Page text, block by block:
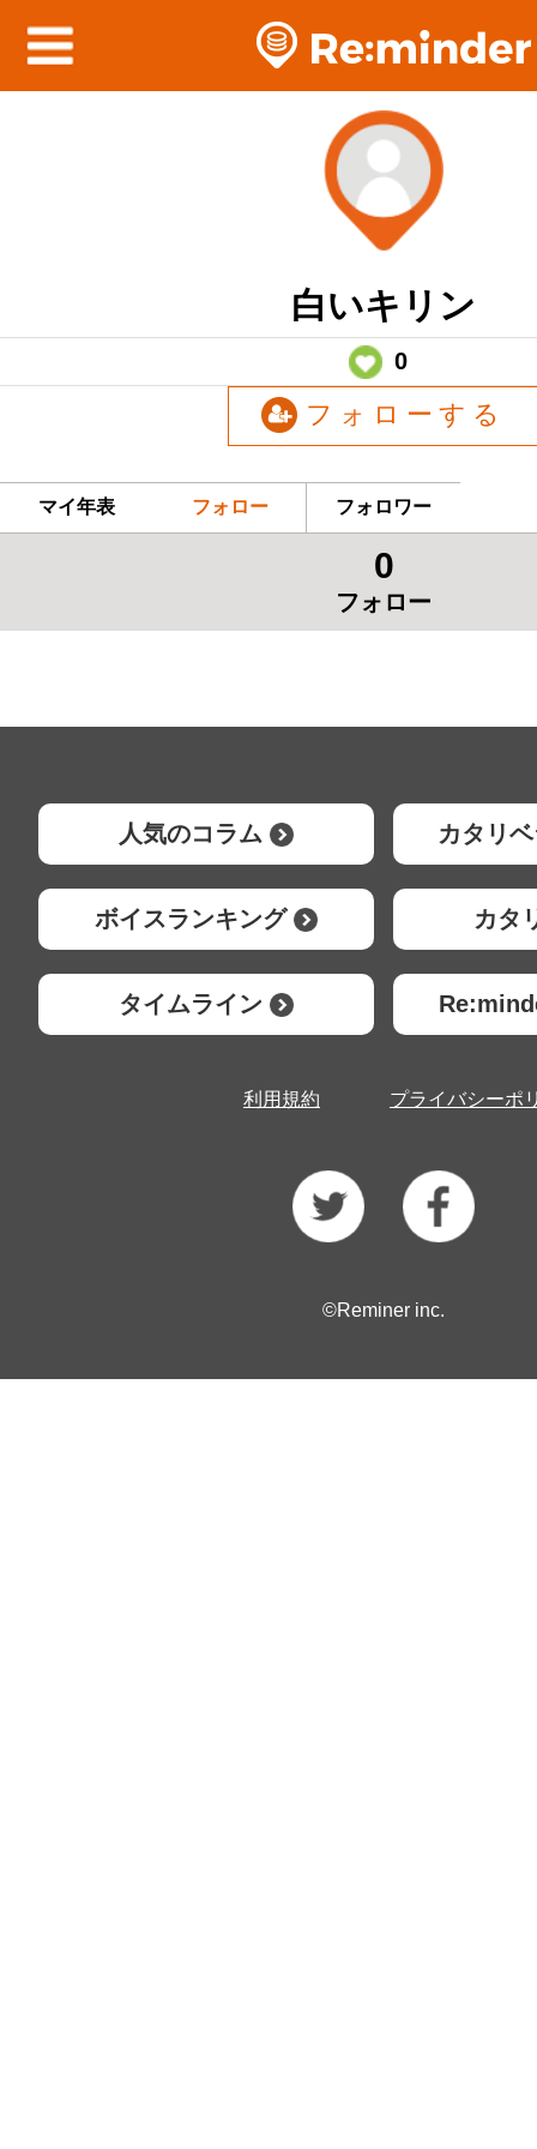
白いキリン
0
フォローする
マイ年表 フォロー フォロワー
0
フォロー
人気のコラム カタリ
ボイスランキング カタ
タイムライン
利用規約 プライバシーポ
©Reminer inc.